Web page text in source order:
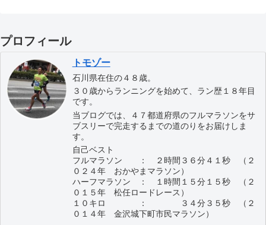
プロフィール
トモゾー
石川県在住の４８歳。
３０歳からランニングを始めて、ラン歴１８年目
です。
当ブログでは、４７都道府県のフルマラソンをサ
ブスリーで完走するまでの道のりをお届けしま
す。
自己ベスト
フルマラソン ： ２時間３６分４１秒 （２
０２４年 おかやまマラソン）
ハーフマラソン ： １時間１５分１５秒 （２
０１５年 松任ロードレース）
１０キロ ： ３４分３５秒 （２
０１４年 金沢城下町市民マラソン）